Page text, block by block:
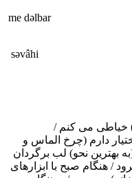
مِه دلبَر دَپوشِه آ بوره عَروسی me dәlbar
صواحی دَر شوما با چَرخ آ مقراض[67] sәvâhi
سَر اِما با جیف اسکناس[68]
خیاطی می کنم /
دارم (چرخ الماس و
بهترین نحو) لب برگردان
/ هنگام صبح با ابزارهای